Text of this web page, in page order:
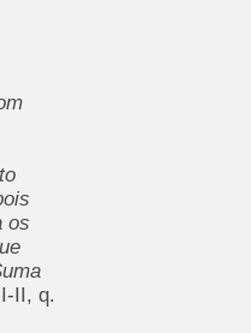
os
II, q.